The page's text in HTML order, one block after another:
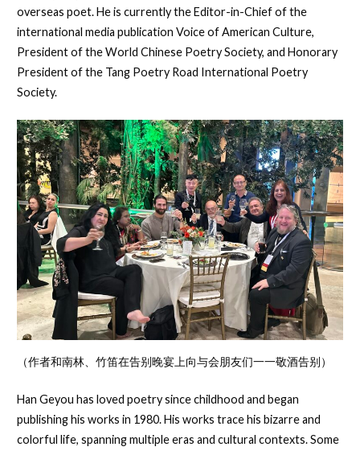
overseas poet. He is currently the Editor-in-Chief of the
international media publication Voice of American Culture,
President of the World Chinese Poetry Society, and Honorary
President of the Tang Poetry Road International Poetry
Society.
（作者和南林、竹笛在告别晚宴上向与会朋友们一一敬酒告别）
Han Geyou has loved poetry since childhood and began
publishing his works in 1980. His works trace his bizarre and
colorful life, spanning multiple eras and cultural contexts. Some